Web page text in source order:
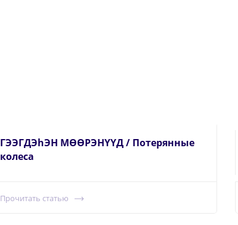
ГЭЭГДЭhЭН МӨӨРЭНҮҮД / Потерянные
колеса
Прочитать статью